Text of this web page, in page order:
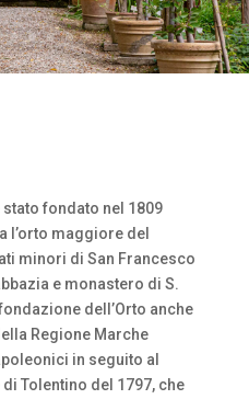
stato fondato nel 1809
l’orto maggiore del
minori di San Francesco
e monastero di S.
dell’Orto anche
Regione Marche
in seguito al
Tolentino del 1797, che